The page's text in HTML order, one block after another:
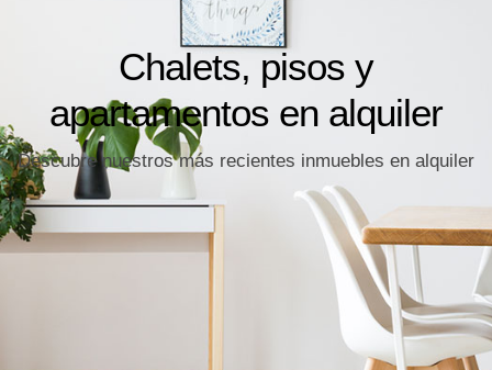
Chalets, pisos y
apartamentos en alquiler
Descubre nuestros más recientes inmuebles en alquiler